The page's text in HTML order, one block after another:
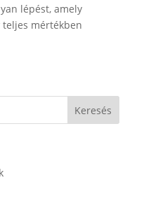
lépést, amely
teljes mértékben